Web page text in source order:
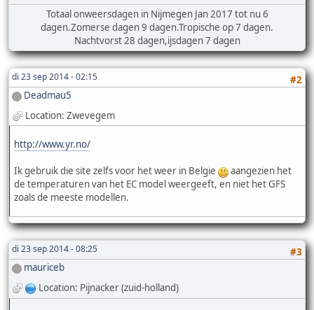
Totaal onweersdagen in Nijmegen Jan 2017 tot nu 6
dagen.Zomerse dagen 9 dagen.Tropische op 7 dagen.
Nachtvorst 28 dagen,ijsdagen 7 dagen
di 23 sep 2014 - 02:15
#2
Deadmau5
Location: Zwevegem
http://www.yr.no/
Ik gebruik die site zelfs voor het weer in Belgie
aangezien het
de temperaturen van het EC model weergeeft, en niet het GFS
zoals de meeste modellen.
di 23 sep 2014 - 08:25
#3
mauriceb
Location: Pijnacker (zuid-holland)